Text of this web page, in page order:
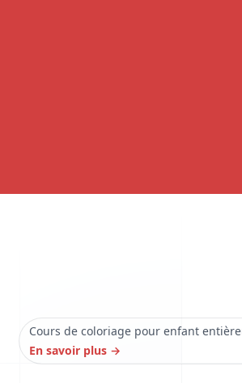
Cours de coloriage pour enfant
En savoir plus →